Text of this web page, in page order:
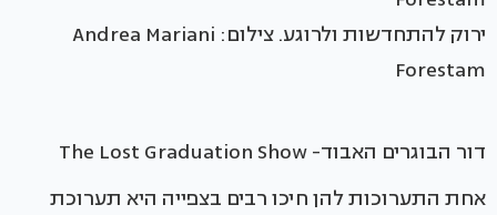
ירוק להתחדשות ולרוגע. צילום: Andrea Mariani
Forestam
דור הבוגרים האבוד- The Lost Graduation Show
אחת התערוכות להן חיכו רבים בצפייה היא תערוכת